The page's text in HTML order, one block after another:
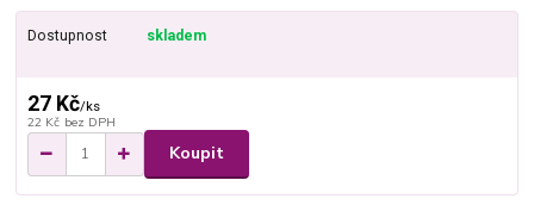
Dostupnost skladem
27 Kč/ks
22 Kč bez DPH
Koupit